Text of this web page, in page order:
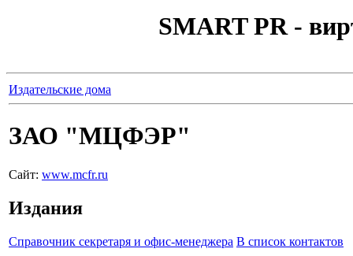
SMART PR -
Издательские дома
ЗАО "МЦФЭР"
Сайт: www.mcfr.ru
Издания
Справочник секретаря и офис-менеджера В список контактов